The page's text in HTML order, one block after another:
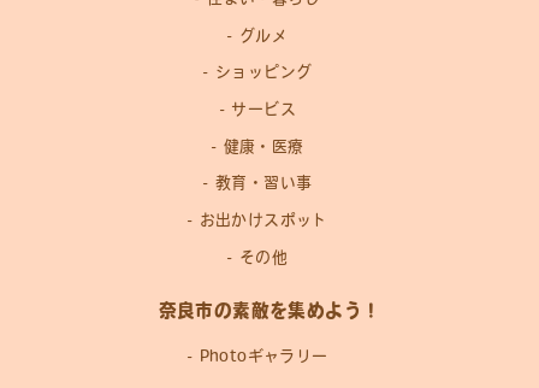
グルメ
ショッピング
サービス
健康・医療
教育・習い事
お出かけスポット
その他
奈良市の素敵を集めよう！
Photoギャラリー